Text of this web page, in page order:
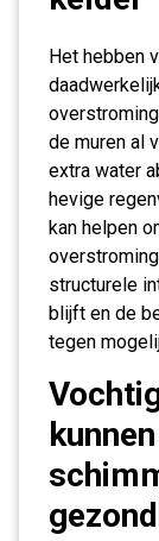
Het hebben
de muren al
extra water
hevige
kan helpen
structurele
blijft en de
tegen